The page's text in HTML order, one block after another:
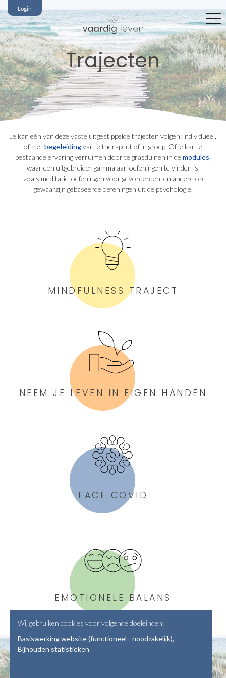
Login
Trajecten
Je kan één van deze vaste uitgestippelde trajecten volgen: individueel,
of met begeleidingvan je therapeut of in groep. Of je kan je
bestaande ervaring verruimen door te grasduinen in de modules
waar een uitgebreider gamma aan oefeningen te vinden is,
zoals meditatie-oefeningen voor gevorderden, en andere op
gewaarzijn gebaseerde oefeningen uit de psychologie.
MINDFULNESS TRAJECT
NEEM JE LEVEN IN EIGEN HANDEN
FACE COVID
EMOTIONELE BALANS
© Copyright 2026 | Vaardig leven • • Alle
Wij gebruiken cookies voor volgende doeleinden:
Basiswerking website (functioneel - noodzakelijk),
Bijhouden statistieken.